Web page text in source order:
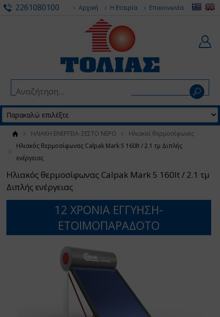
2261080100 Αρχική Η Εταιρία Επικοινωνία
ΗΛΙΑΚΗ ΕΝΕΡΓΕΙΑ-ΖΕΣΤΟ ΝΕΡΟ
Ηλιακοί θερμοσίφωνες
Ηλιακός θερμοσίφωνας Calpak Mark 5 160lt / 2.1 τμ Διπλής
ενέργειας
Ηλιακός θερμοσίφωνας Calpak Mark 5 160lt / 2.1 τμ
Διπλής ενέργειας
12 ΧΡΟΝΙΑ ΕΓΓΥΗΣΗ-
ΕΤΟΙΜΟΠΑΡΑΔΟΤΟ